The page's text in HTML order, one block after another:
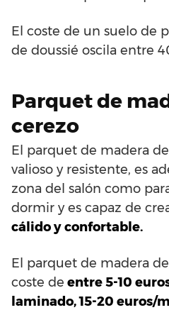
El coste de un suelo de
de doussié oscila entre
Parquet de
cerezo
El parquet de madera
valioso y resistente, es
zona del salón como
dormir y es capaz de
cálido y confortable.
El parquet de madera
coste de entre 5-10
laminado, 15-20 euros/